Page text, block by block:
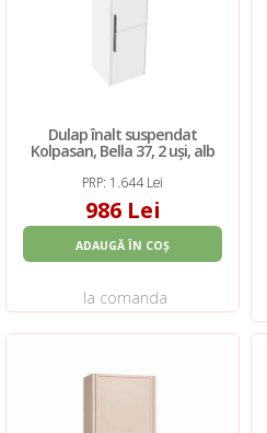
Dulap înalt suspendat
Kolpasan, Bella 37, 2 uși, alb
PRP: 1.644 Lei
986 Lei
ADAUGĂ ÎN COȘ
la comanda